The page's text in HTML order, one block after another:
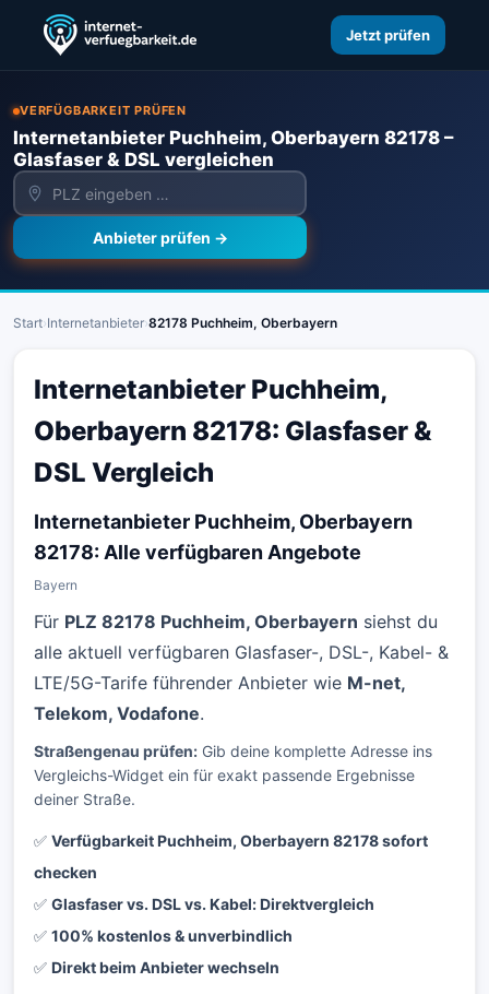
Jetzt prüfen
VERFÜGBARKEIT PRÜFEN
Internetanbieter Puchheim, Oberbayern 82178 –
Glasfaser & DSL vergleichen
Anbieter prüfen →
Start›Internetanbieter›82178 Puchheim, Oberbayern
Internetanbieter Puchheim,
Oberbayern 82178: Glasfaser &
DSL Vergleich
Internetanbieter Puchheim, Oberbayern
82178: Alle verfügbaren Angebote
Bayern
Für PLZ 82178 Puchheim, Oberbayern siehst du
alle aktuell verfügbaren Glasfaser-, DSL-, Kabel- &
LTE/5G-Tarife führender Anbieter wie M-net,
Telekom, Vodafone.
Straßengenau prüfen: Gib deine komplette Adresse ins
Vergleichs-Widget ein für exakt passende Ergebnisse
deiner Straße.
✅ Verfügbarkeit Puchheim, Oberbayern 82178 sofort
checken
✅ Glasfaser vs. DSL vs. Kabel: Direktvergleich
✅ 100% kostenlos & unverbindlich
✅ Direkt beim Anbieter wechseln